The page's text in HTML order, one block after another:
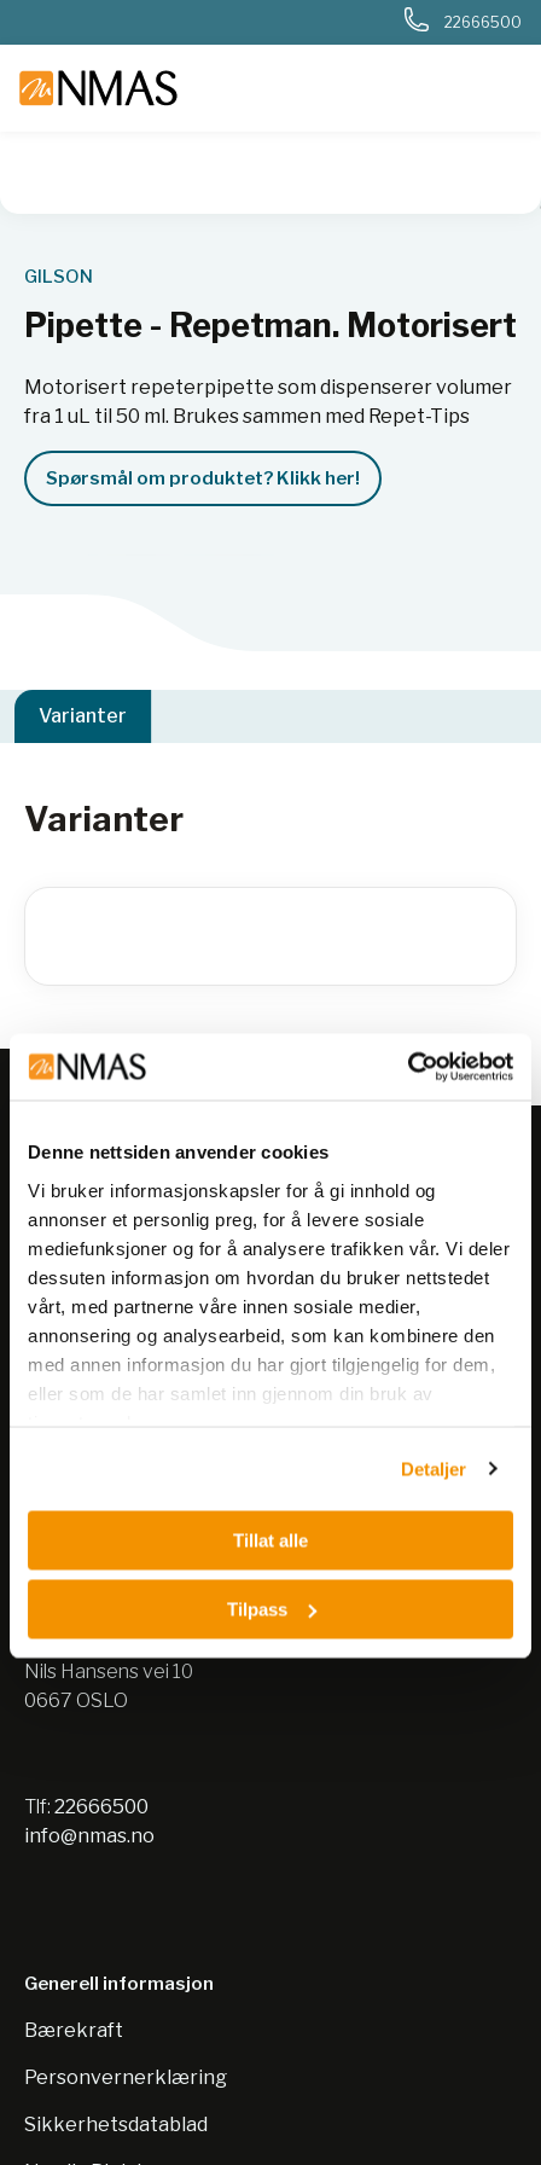
Denne nettsiden anvender cookies
Vi bruker informasjonskapsler for å gi innhold og
annonser et personlig preg, for å levere sosiale
mediefunksjoner og for å analysere trafikken vår. Vi deler
dessuten informasjon om hvordan du bruker nettstedet
vårt, med partnerne våre innen sosiale medier,
annonsering og analysearbeid, som kan kombinere den
med annen informasjon du har gjort tilgjengelig for dem,
eller som de har samlet inn gjennom din bruk av
Detaljer
Tillat alle
Tilpass
22666500
GILSON
Pipette - Repetman. Motorisert
Motorisert repeterpipette som dispenserer volumer
fra 1 uL til 50 ml. Brukes sammen med Repet-Tips
Spørsmål om produktet? Klikk her!
Varianter
Varianter
Meld deg på vårt nyhetsbrev!
Få informasjon om produkter,
arrangementer og kampanjer.
Meld på nyhetsbrev
Nils Hansens vei 8
Lager:
Nils Hansens vei 10
0667 OSLO
Tlf: 22666500
info@nmas.no
Generell informasjon
Bærekraft
Personvernerklæring
Sikkerhetsdatablad